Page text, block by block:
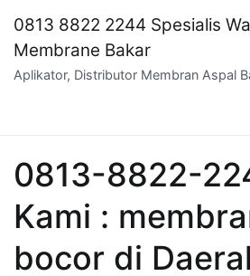
content
0813 8822 2244 Spesialis
Membrane Bakar
Aplikator, Distributor Membran Aspal
0813-8822-
Kami :
bocor di